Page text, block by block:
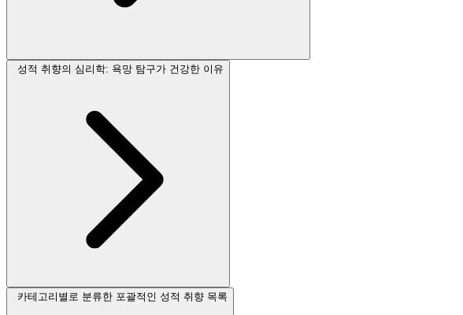
성적 취향의 심리학: 욕망 탐구가 건강한 이유
카테고리별로 분류한 포괄적인 성적 취향 목록